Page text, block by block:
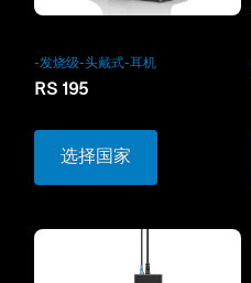
-发烧级-头戴式-耳机
RS 195
选择国家